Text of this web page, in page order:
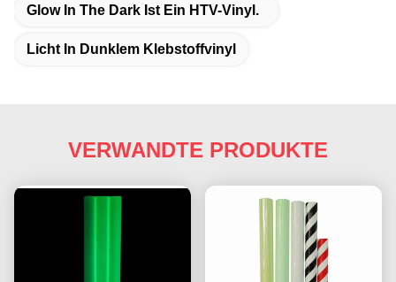
Glow In The Dark Ist Ein HTV-Vinyl.
Licht In Dunklem Klebstoffvinyl
VERWANDTE PRODUKTE